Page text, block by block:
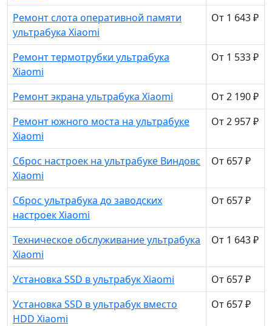
Ремонт слота оперативной памяти
ультрабука Xiaomi
От 1 643 ₽
Ремонт термотрубки ультрабука
Xiaomi
От 1 533 ₽
Ремонт экрана ультрабука Xiaomi
От 2 190 ₽
Ремонт южного моста на ультрабуке
Xiaomi
От 2 957 ₽
Сброс настроек на ультрабуке Виндовс
Xiaomi
От 657 ₽
Сброс ультрабука до заводских
настроек Xiaomi
От 657 ₽
Техническое обслуживание ультрабука
Xiaomi
От 1 643 ₽
Установка SSD в ультрабук Xiaomi
От 657 ₽
Установка SSD в ультрабук вместо
HDD Xiaomi
От 657 ₽